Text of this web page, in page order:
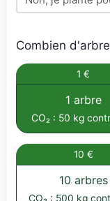
Combien
1 €
1 arbre
CO₂ : 50 kg
10 €
10 arbres
CO₂ : 500 kg